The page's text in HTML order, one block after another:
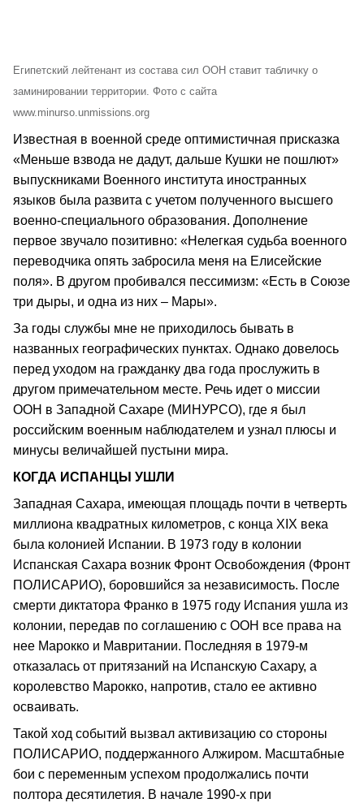
Египетский лейтенант из состава сил ООН ставит табличку о
заминировании территории. Фото с сайта
www.minurso.unmissions.org
Известная в военной среде оптимистичная присказка
«Меньше взвода не дадут, дальше Кушки не пошлют»
выпускниками Военного института иностранных
языков была развита с учетом полученного высшего
военно-специального образования. Дополнение
первое звучало позитивно: «Нелегкая судьба военного
переводчика опять забросила меня на Елисейские
поля». В другом пробивался пессимизм: «Есть в Союзе
три дыры, и одна из них – Мары».
За годы службы мне не приходилось бывать в
названных географических пунктах. Однако довелось
перед уходом на гражданку два года прослужить в
другом примечательном месте. Речь идет о миссии
ООН в Западной Сахаре (МИНУРСО), где я был
российским военным наблюдателем и узнал плюсы и
минусы величайшей пустыни мира.
КОГДА ИСПАНЦЫ УШЛИ
Западная Сахара, имеющая площадь почти в четверть
миллиона квадратных километров, с конца ХIX века
была колонией Испании. В 1973 году в колонии
Испанская Сахара возник Фронт Освобождения (Фронт
ПОЛИСАРИО), боровшийся за независимость. После
смерти диктатора Франко в 1975 году Испания ушла из
колонии, передав по соглашению с ООН все права на
нее Марокко и Мавритании. Последняя в 1979-м
отказалась от притязаний на Испанскую Сахару, а
королевство Марокко, напротив, стало ее активно
осваивать.
Такой ход событий вызвал активизацию со стороны
ПОЛИСАРИО, поддержанного Алжиром. Масштабные
бои с переменным успехом продолжались почти
полтора десятилетия. В начале 1990-х при